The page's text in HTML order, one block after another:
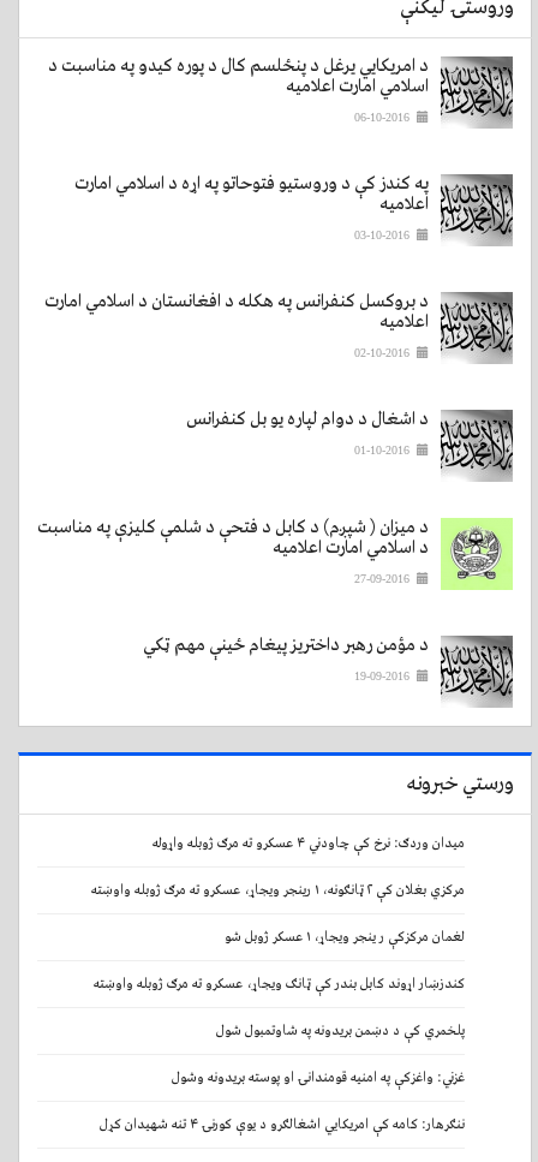
وروستۍ لیکنې
د امریکایي یرغل د پنځلسم کال د پوره کیدو په مناسبت د
اسلامي امارت اعلامیه
06-10-2016
په کندز کې د وروستیو فتوحاتو په اړه د اسلامي امارت
اعلامیه
03-10-2016
د بروکسل کنفرانس په هکله د افغانستان د اسلامي امارت
اعلامیه
02-10-2016
د اشغال د دوام لپاره یو بل کنفرانس
01-10-2016
د میزان ( شپږم) د کابل د فتحې د شلمې کلیزې په مناسبت
د اسلامي امارت اعلامیه
27-09-2016
د مؤمن رهبر داختریز پیغام ځینې مهم ټکي
19-09-2016
ورستي خبرونه
میدان وردګ: نرخ کې چاودني ۴ عسکرو ته مرګ ژوبله واړوله
مرکزي بغلان کې ۲ ټانګونه، ۱ رینجر ویجاړ، عسکرو ته مرګ ژوبله واوښته
لغمان مرکزکې ر ینجر ویجاړ، ۱ عسکر ژوبل شو
کندزښار اړوند کابل بندر کې ټانګ ویجاړ، عسکرو ته مرګ ژوبله واوښته
پلخمري کې د دښمن بریدونه په شاوتمبول شول
غزني: واغزکې په امنیه قومندانۍ او پوسته بریدونه وشول
ننګرهار: کامه کې امریکایي اشغالګرو د یوې کورنۍ ۴ تنه شهیدان کړل